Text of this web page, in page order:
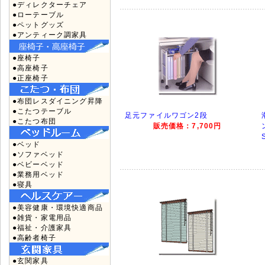
●ディレクターチェア
●ローテーブル
●ペットグッズ
●アンティーク調家具
●座椅子
●高座椅子
●正座椅子
●布団レスダイニング昇降
●こたつテーブル
●こたつ布団
●ベッド
●ソファベッド
●ベビーベッド
●業務用ベッド
●寝具
●美容健康・環境快適商品
●雑貨・家電用品
●福祉・介護家具
●高齢者椅子
●玄関家具
足元ファイルワゴン2段
販売価格：7,700円